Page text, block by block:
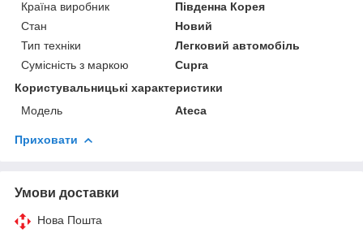
Країна виробник
Південна Корея
Стан
Новий
Тип техніки
Легковий автомобіль
Сумісність з маркою
Cupra
Користувальницькі характеристики
Мoдель
Ateca
Приховати
Умови доставки
Нова Пошта